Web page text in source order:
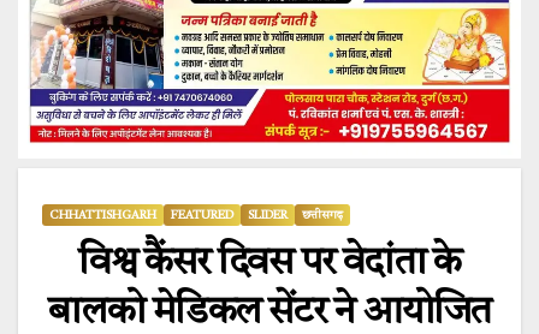
CHHATTISHGARH FEATURED SLIDER छत्तीसगढ़
विश्व कैंसर दिवस पर वेदांता के
बालको मेडिकल सेंटर ने आयोजित